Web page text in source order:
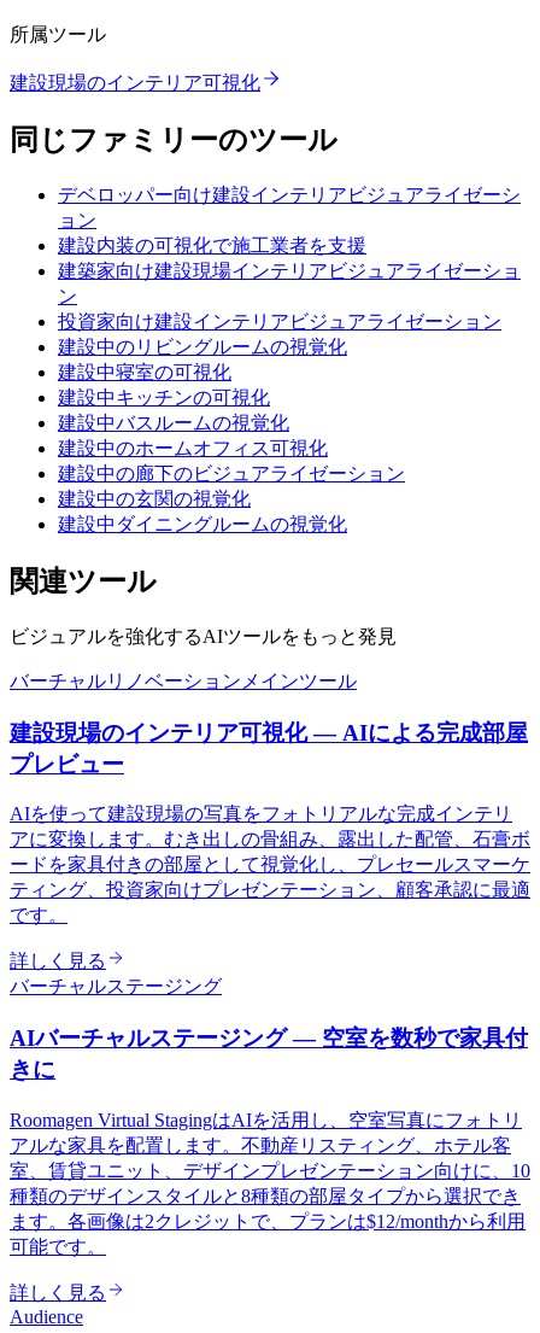
所属ツール
建設現場のインテリア可視化
同じファミリーのツール
デベロッパー向け建設インテリアビジュアライゼーシ
ョン
建設内装の可視化で施工業者を支援
建築家向け建設現場インテリアビジュアライゼーショ
ン
投資家向け建設インテリアビジュアライゼーション
建設中のリビングルームの視覚化
建設中寝室の可視化
建設中キッチンの可視化
建設中バスルームの視覚化
建設中のホームオフィス可視化
建設中の廊下のビジュアライゼーション
建設中の玄関の視覚化
建設中ダイニングルームの視覚化
関連ツール
ビジュアルを強化するAIツールをもっと発見
バーチャルリノベーション メインツール
建設現場のインテリア可視化 — AIによる完成部屋
プレビュー
AIを使って建設現場の写真をフォトリアルな完成インテリ
アに変換します。むき出しの骨組み、露出した配管、石膏ボ
ードを家具付きの部屋として視覚化し、プレセールスマーケ
ティング、投資家向けプレゼンテーション、顧客承認に最適
です。
詳しく見る
バーチャルステージング
AIバーチャルステージング — 空室を数秒で家具付
きに
Roomagen Virtual StagingはAIを活用し、空室写真にフォトリ
アルな家具を配置します。不動産リスティング、ホテル客
室、賃貸ユニット、デザインプレゼンテーション向けに、10
種類のデザインスタイルと8種類の部屋タイプから選択でき
ます。各画像は2クレジットで、プランは$12/monthから利用
可能です。
詳しく見る
Audience